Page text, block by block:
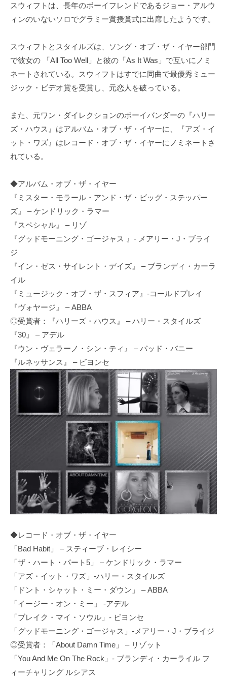
スウィフトは、長年のボーイフレンドであるジョー・アルウ
ィンのいないソロでグラミー賞授賞式に出席したようです。
スウィフトとスタイルズは、ソング・オブ・ザ・イヤー部門
で彼女の 「All Too Well」と彼の「As It Was」で互いにノミ
ネートされている。スウィフトはすでに同曲で最優秀ミュー
ジック・ビデオ賞を受賞し、元恋人を破っている。
また、元ワン・ダイレクションのボーイバンダーの『ハリー
ズ・ハウス』はアルバム・オブ・ザ・イヤーに、『アズ・イ
ット・ワズ』はレコード・オブ・ザ・イヤーにノミネートさ
れている。
◆アルバム・オブ・ザ・イヤー
『ミスター・モラール・アンド・ザ・ビッグ・ステッパー
ズ』 – ケンドリック・ラマー
『スペシャル』 – リゾ
『グッドモーニング・ゴージャス 』- メアリー・J・ブライ
ジ
『イン・ゼス・サイレント・デイズ』 – ブランディ・カーラ
イル
『ミュージック・オブ・ザ・スフィア』-コールドプレイ
『ヴォヤージ』 – ABBA
◎受賞者：『ハリーズ・ハウス』 – ハリー・スタイルズ
『30』 – アデル
『ウン・ヴェラーノ・シン・ティ』 – バッド・バニー
『ルネッサンス』 – ビヨンセ
◆レコード・オブ・ザ・イヤー
「Bad Habit」 – スティーブ・レイシー
「ザ・ハート・パート5」 – ケンドリック・ラマー
「アズ・イット・ワズ」‐ハリー・スタイルズ
「ドント・シャット・ミー・ダウン」 – ABBA
「イージー・オン・ミー」 -アデル
「ブレイク・マイ・ソウル」- ビヨンセ
「グッドモーニング・ゴージャス」-メアリー・J・ブライジ
◎受賞者：「About Damn Time」 – リゾット
「You And Me On The Rock」- ブランディ・カーライル フ
ィーチャリング ルシアス